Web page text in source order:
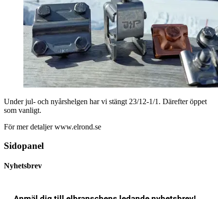
Under jul- och nyårshelgen har vi stängt 23/12-1/1. Därefter öppet
som vanligt.
För mer detaljer www.elrond.se
Sidopanel
Nyhetsbrev